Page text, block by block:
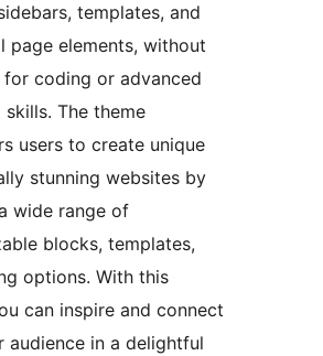
templates, and
page elements, without
for coding or advanced
The theme
users to create unique
stunning websites by
wide range of
blocks, templates,
options. With this
can inspire and connect
audience in a delightful